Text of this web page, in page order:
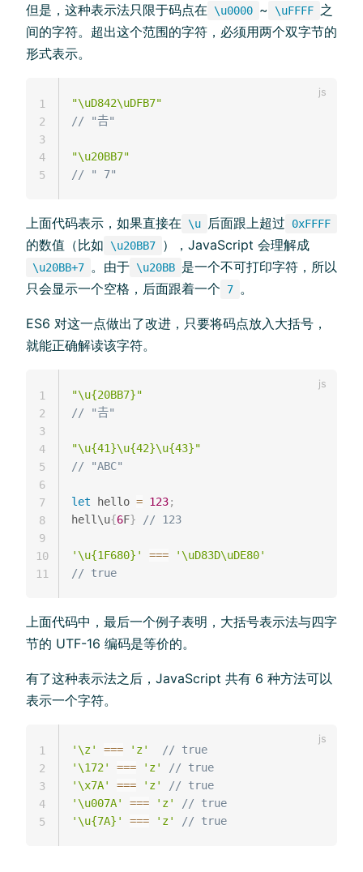
但是，这种表示法只限于码点在 \u0000 ~ \uFFFF 之
间的字符。超出这个范围的字符，必须用两个双字节的
形式表示。
"\uD842\uDFB7"
// "𠮷"
"\u20BB7"
// " 7"
1
2
3
4
5
上面代码表示，如果直接在 \u 后面跟上超过 0xFFFF
的数值（比如 \u20BB7 ），JavaScript 会理解成
\u20BB+7 。由于 \u20BB 是一个不可打印字符，所以
只会显示一个空格，后面跟着一个
7 。
ES6 对这一点做出了改进，只要将码点放入大括号，
就能正确解读该字符。
"\u{20BB7}"
// "𠮷"
"\u{41}\u{42}\u{43}"
// "ABC"
let hello = 123;
hell\u{6F} // 123
'\u{1F680}' ===
'\uD83D\uDE80'
// true
1
2
3
4
5
6
7
8
9
10
11
上面代码中，最后一个例子表明，大括号表示法与四字
节的 UTF-16 编码是等价的。
有了这种表示法之后，JavaScript 共有 6 种方法可以
表示一个字符。
'\z' === 'z'
// true
'\172'
=== 'z'
// true
'\x7A'
=== 'z'
// true
'\u007A'
=== 'z'
// true
'\u{7A}'
=== 'z' // true
1
2
3
4
5